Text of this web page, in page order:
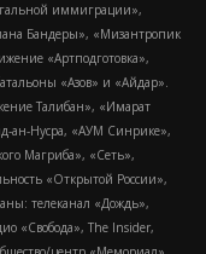
иммиграции»,
Бандеры», «Мизантропик
«Артподготовка»,
«Азов» и «Айдар».
Талибан», «Имарат
ан-Нусра, «АУМ Синрике»,
Магриба», «Сеть»,
«Открытой России»,
телеканал «Дождь»,
«Свобода», The Insider,